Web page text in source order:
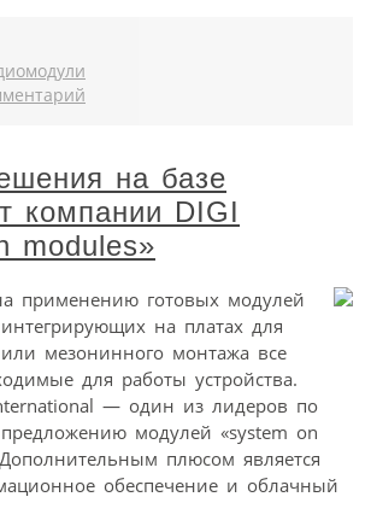
на базе
компании DIGI
modules»
применению готовых модулей
на платах для
или мезонинного монтажа все
для работы устройства.
— один из лидеров по
модулей «system on
плюсом является
обеспечение и облачный